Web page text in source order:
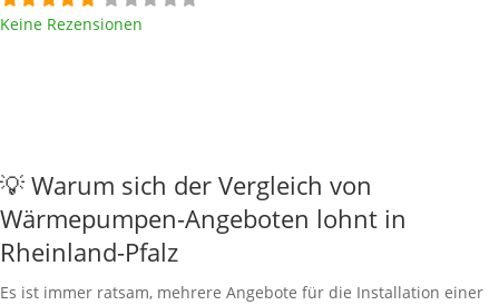
Keine Rezensionen
💡 Warum sich der Vergleich von
Wärmepumpen-Angeboten lohnt in
Rheinland-Pfalz
Es ist immer ratsam, mehrere Angebote für die Installation einer